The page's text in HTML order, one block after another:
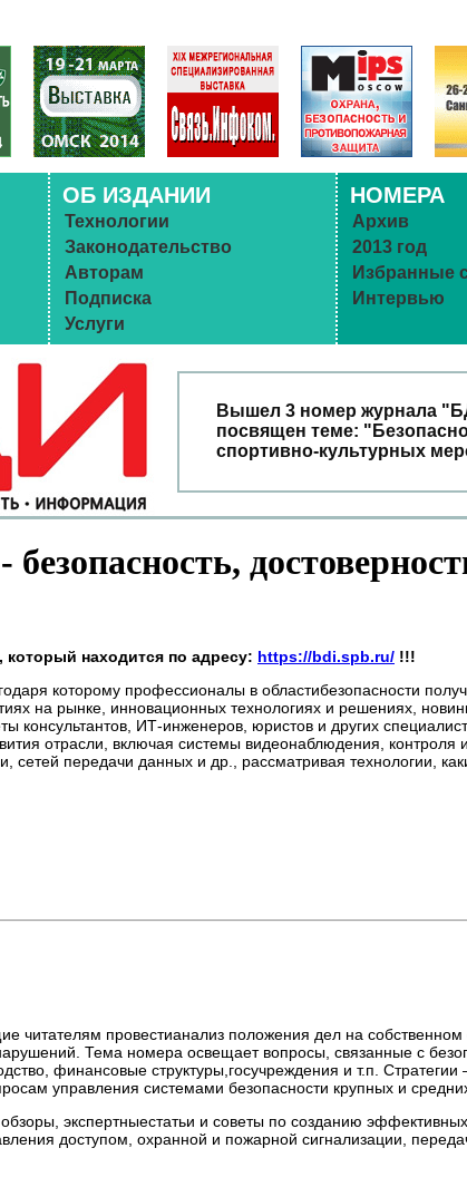
ОБ ИЗДАНИИ
Технологии
Законодательство
Авторам
Подписка
Услуги
НОМЕРА
Архив
2013 год
Избранные
Интервью
Вышел 3 номер журнала
посвящен теме:
спортивно-культурных
который находится по адресу: https://bdi.spb.ru/ !!!
которому профессионалы в областибезопасности
на рынке, инновационных технологиях и решениях,
консультантов, ИТ-инженеров, юристов и других
отрасли, включая системы видеонаблюдения, контроля
сетей передачи данных и др., рассматривая технологии,
читателям провестианализ положения дел на собственном
Тема номера освещает вопросы, связанные с
финансовые структуры,госучреждения и т.п. Стратегии
управления системами безопасности крупных и
экспертныестатьи и советы по созданию
доступом, охранной и пожарной сигнализации,